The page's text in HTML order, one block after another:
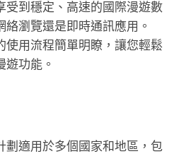
受到穩定、高速的國際漫遊數
絡瀏覽還是即時通訊應用。
使用流程簡單明瞭，讓您輕鬆
遊功能。
劃適用於多個國家和地區，包